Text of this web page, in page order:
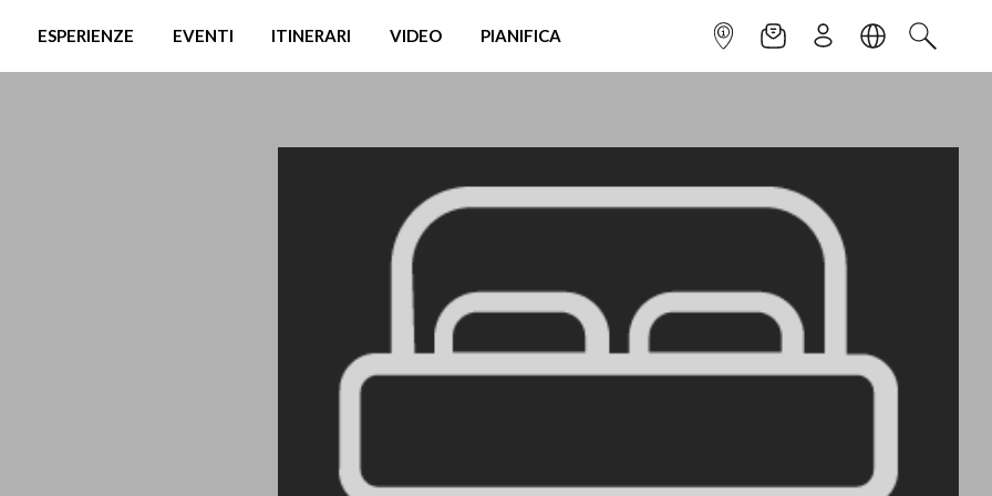
ESPERIENZE EVENTI ITINERARI VIDEO PIANIFICA INFOPOINTNEWSLETTER
ISCRIVITILINGUACERCA